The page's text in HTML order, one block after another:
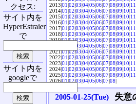
2013|01|02|03|04|05|06|07|08|09|10|11
2014|01|02|03|04|05|06|07|08|09|10|11
2015|01|02|03|04|05|06|07|08|09|10|11
2016|01|02|03|04|05|06|07|08|09|10|11
2017|01|02|03|04|05|06|07|08|09|10|11
2018|01|02|03|04|05|06|07|08|09|10|11
2019|01|02|03|04|05|06|07|08|09|10|11
03|04|05|06|07|08|09|10|11
2021|01|02|03|04|05|06|07|08|09|10|11
2022|01|02|03|04|05|06|07|08|09|10|11
2023|01|02|03|04|05|06|07|08|09|10|11
2024|01|02|03|04|05|06|07|08|09|10|11
2025|01|02|03|04|05|06|07|08|09|10|11
2026|01|02|03|04|05|06|07|08|
2005-01-25(Tue)
失意
クセス:
サイト内を
HyperEstraier
で
サイト内を
googleで